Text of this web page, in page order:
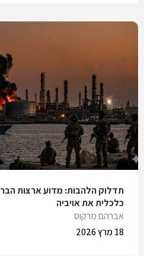
תדלוק הלהבות: מדוע ארצות
כלכלית את אויביה
אברהם מרקוס
18 מרץ 2026